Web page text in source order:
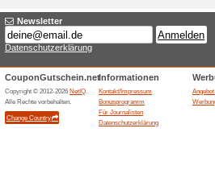
Machen
Gutscheine